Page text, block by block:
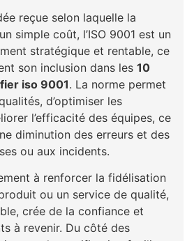
reçue selon laquelle la
simple coût, l’ISO 9001 est un
stratégique et rentable, ce
son inclusion dans les 10
iso 9001. La norme permet
d’optimiser les
l’efficacité des équipes, ce
diminution des erreurs et des
ou aux incidents.
à renforcer la fidélisation
ou un service de qualité,
crée de la confiance et
à revenir. Du côté des